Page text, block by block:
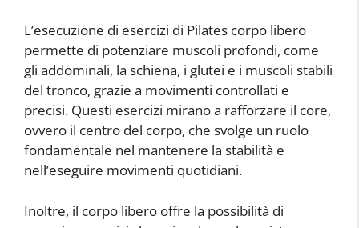
L’esecuzione di esercizi di Pilates corpo libero
permette di potenziare muscoli profondi, come
gli addominali, la schiena, i glutei e i muscoli stabili
del tronco, grazie a movimenti controllati e
precisi. Questi esercizi mirano a rafforzare il core,
ovvero il centro del corpo, che svolge un ruolo
fondamentale nel mantenere la stabilità e
nell’eseguire movimenti quotidiani.
Inoltre, il corpo libero offre la possibilità di